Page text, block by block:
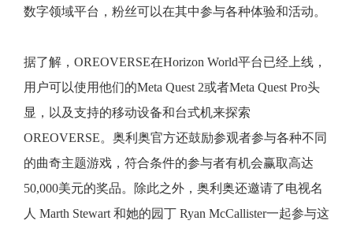
数字领域平台，粉丝可以在其中参与各种体验和活动。
据了解，OREOVERSE在Horizon World平台已经上线，
用户可以使用他们的Meta Quest 2或者Meta Quest Pro头
显，以及支持的移动设备和台式机来探索
OREOVERSE。奥利奥官方还鼓励参观者参与各种不同
的曲奇主题游戏，符合条件的参与者有机会赢取高达
50,000美元的奖品。除此之外，奥利奥还邀请了电视名
人 Marth Stewart 和她的园丁 Ryan McCallister一起参与这